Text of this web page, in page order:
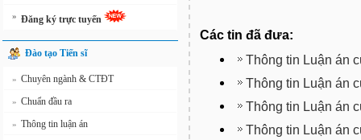
» Đăng ký trực tuyến
Đào tạo Tiến sĩ
» Chuyên ngành & CTĐT
» Chuẩn đầu ra
» Thông tin luận án
Các tin đã đưa:
Thông tin Luận án
Thông tin Luận án
Thông tin Luận án
Thông tin Luận án